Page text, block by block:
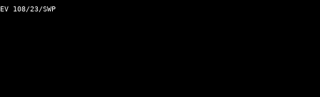
EV 108/23/SWP